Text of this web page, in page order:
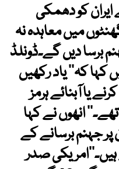
کو دھمکی
ہوئے کہا ہے کہ 48 گھنٹوں میں معاہدہ نہ
برسا دیں گے۔ڈونلڈ
کہ’’ یاد رکھیں
یا آبنائے ہرمز
دن دیے تھے۔‘‘ انھوں نے کہا
پر جہنم برسانے کے
ہیں۔‘‘امریکی صدر